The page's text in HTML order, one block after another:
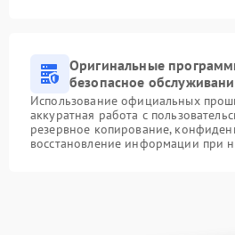
Оригинальные
безопасное
Использование официальных
аккуратная работа с
резервное копирование,
восстановление информации при